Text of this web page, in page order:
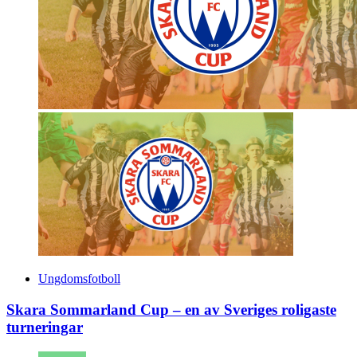
Ungdomsfotboll
Skara Sommarland Cup – en av Sveriges roligaste
turneringar